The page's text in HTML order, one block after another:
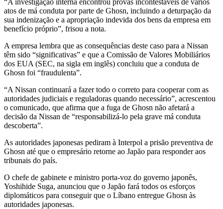
atos de má conduta por parte de Ghosn, incluindo a deturpação da
sua indenização e a apropriação indevida dos bens da empresa em
benefício próprio”, frisou a nota.
A empresa lembra que as consequências deste caso para a Nissan
têm sido “significativas” e que a Comissão de Valores Mobiliários
dos EUA (SEC, na sigla em inglês) concluiu que a conduta de
Ghosn foi “fraudulenta”.
“A Nissan continuará a fazer todo o correto para cooperar com as
autoridades judiciais e reguladoras quando necessário”, acrescentou
o comunicado, que afirma que a fuga de Ghosn não afetará a
decisão da Nissan de “responsabilizá-lo pela grave má conduta
descoberta”.
As autoridades japonesas pediram à Interpol a prisão preventiva de
Ghosn até que o empresário retorne ao Japão para responder aos
tribunais do país.
O chefe de gabinete e ministro porta-voz do governo japonês,
Yoshihide Suga, anunciou que o Japão fará todos os esforços
diplomáticos para conseguir que o Líbano entregue Ghosn às
autoridades japonesas.